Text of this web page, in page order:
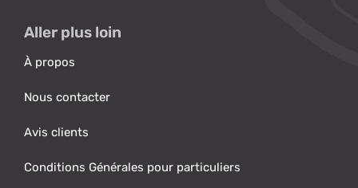
Aller plus loin
À propos
Nous contacter
Avis clients
Conditions Générales pour particuliers